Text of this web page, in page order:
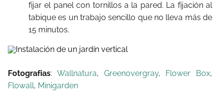
fijar el panel con tornillos a la pared. La fijación al
tabique es un trabajo sencillo que no lleva más de
15 minutos.
Fotografias: Wallnatura, Greenovergray, Flower Box,
Flowall, Minigarden